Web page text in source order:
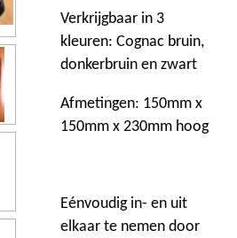
Verkrijgbaar in 3
kleuren: Cognac bruin,
donkerbruin en zwart
Afmetingen: 150mm x
150mm x 230mm hoog
Eénvoudig in- en uit
elkaar te nemen door